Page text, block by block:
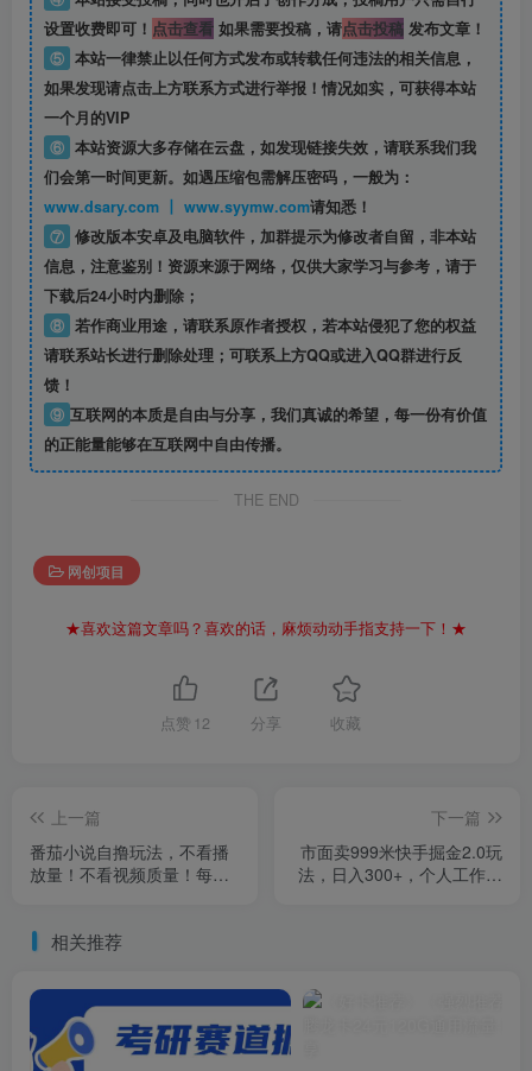
设置收费即可！ 点击查看如果需要投稿，请点击投稿发布文章！
⑤ 本站一律禁止以任何方式发布或转载任何违法的相关信息，
如果发现请点击上方联系方式进行举报！情况如实，可获得本站
一个月的VIP
⑥ 本站资源大多存储在云盘，如发现链接失效，请联系我们我
们会第一时间更新。如遇压缩包需解压密码，一般为：
www.dsary.com 丨 www.syymw.com请知悉！
⑦ 修改版本安卓及电脑软件，加群提示为修改者自留， 非本站
信息，注意鉴别！资源来源于网络，仅供大家学习与参考，请于
下载后24小时内删除；
⑧ 若作商业用途，请联系原作者授权，若本站侵犯了您的权益
请联系站长进行删除处理；可联系上方QQ或进入QQ群进行反
馈！
⑨ 互联网的本质是自由与分享，我们真诚的希望，每一份有价值
的正能量能够在互联网中自由传播。
THE END
网创项目
★喜欢这篇文章吗？喜欢的话，麻烦动动手指支持一下！★
点赞 12 分享 收藏
上一篇
番茄小说自撸玩法，不看播
放量！不看视频质量！每天
下一篇
市面卖999米快手掘金2.0玩
法，日入300+，个人工作室
相关推荐